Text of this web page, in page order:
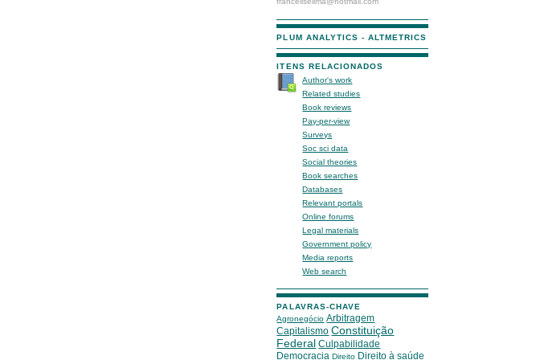
PLUM ANALYTICS - ALTMETRICS
ITENS RELACIONADOS
Author's work
Related studies
Book reviews
Pay-per-view
Surveys
Soc sci data
Social theories
Book searches
Databases
Relevant portals
Online forums
Legal materials
Government policy
Media reports
Web search
PALAVRAS-CHAVE
Agronegócio Arbitragem
Capitalismo Constituição
Federal Culpabilidade
Democracia Direito Direito à saúde